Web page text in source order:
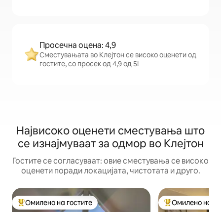
Просечна оцена: 4,9
Сместувањата во Клејтон се високо оценети од
гостите, со просек од 4,9 од 5!
Највисоко оценети сместувања што
се изнајмуваат за одмор во Клејтон
Гостите се согласуваат: овие сместувања се високо
оценети поради локацијата, чистотата и друго.
Меѓу најуспешните „Омилени на гостите“
Омилено на гостите МеѓуОмилено на